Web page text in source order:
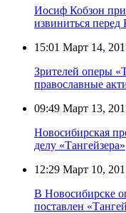
Иосиф Кобзон
извиниться
15:01 Март 14,
Зрителей оперы
православные
09:49 Март 13,
Новосибирская
делу «Тангейзера»
12:29 Март 10,
В Новосибирске
поставлен